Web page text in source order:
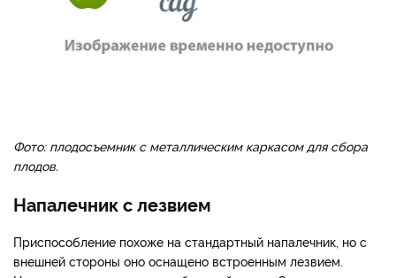
Фото: плодосъемник с металлическим каркасом для сбора
плодов.
Напалечник с лезвием
Приспособление похоже на стандартный напалечник, но с
внешней стороны оно оснащено встроенным лезвием.